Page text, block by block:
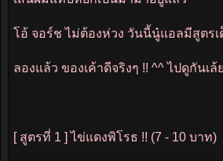
โอ้ จอร์ช ไม่ต้องห่วง วันนี้นู๋แอลมีสูตร
ลองแล้ว ของเค้าดีจริงๆ !! ^^ ไปดูกันเล้
[ สูตรที่ 1 ] ไข่แดงพิโรธ !! (7 - 10 บาท)